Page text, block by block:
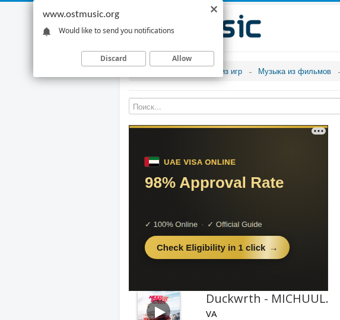
Музыка из игр Музыка из фильмов
Duckwrth - MICHUUL.
VA
www.ostmusic.org
Would like to send you notifications
Discard Allow